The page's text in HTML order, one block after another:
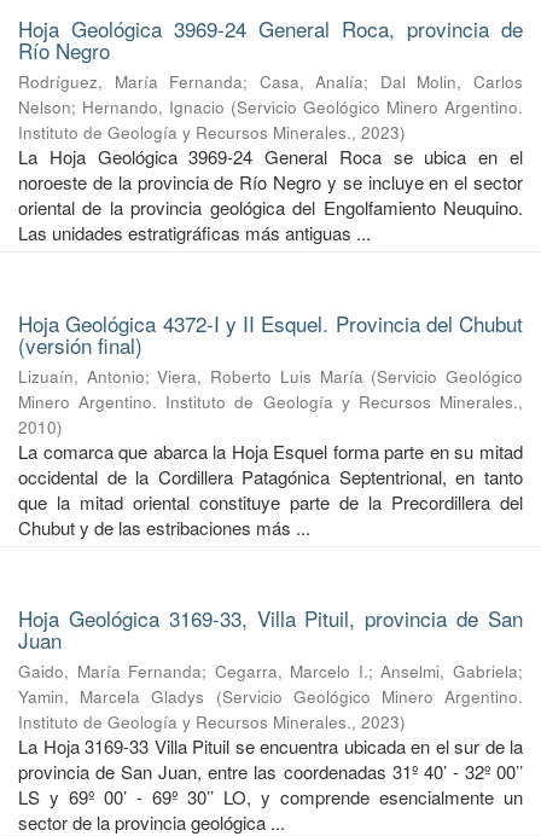
Hoja Geológica 3969-24 General Roca, provincia de
Río Negro
Rodríguez, María Fernanda; Casa, Analía; Dal Molin, Carlos
Nelson; Hernando, Ignacio (Servicio Geológico Minero Argentino.
Instituto de Geología y Recursos Minerales., 2023)
La Hoja Geológica 3969-24 General Roca se ubica en el
noroeste de la provincia de Río Negro y se incluye en el sector
oriental de la provincia geológica del Engolfamiento Neuquino.
Las unidades estratigráficas más antiguas ...
Hoja Geológica 4372-I y II Esquel. Provincia del Chubut
(versión final)
Lizuaín, Antonio;Viera, Roberto Luis María (Servicio Geológico
Minero Argentino. Instituto de Geología y Recursos Minerales.,
2010)
La comarca que abarca la Hoja Esquel forma parte en su mitad
occidental de la Cordillera Patagónica Septentrional, en tanto
que la mitad oriental constituye parte de la Precordillera del
Chubut y de las estribaciones más ...
Hoja Geológica 3169-33, Villa Pituil, provincia de San
Juan
Gaido, María Fernanda; Cegarra, Marcelo I.;Anselmi, Gabriela;
Yamin, Marcela Gladys
(Servicio Geológico Minero Argentino.
Instituto de Geología y Recursos Minerales., 2023)
La Hoja 3169-33 Villa Pituil se encuentra ubicada en el sur de la
provincia de San Juan, entre las coordenadas 31º 40’ - 32º 00’’
LS y 69º 00’ - 69º 30’’ LO, y comprende esencialmente un
sector de la provincia geológica ...